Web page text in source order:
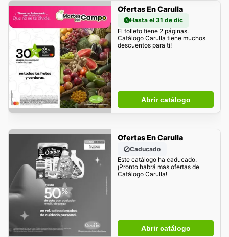
Ofertas En Carulla
Hasta el 31 de dic
El folleto tiene 2 páginas.
Catálogo Carulla tiene muchos
descuentos para ti!
Abrir catálogo
Ofertas En Carulla
Caducado
Este catálogo ha caducado.
¡Pronto habrá mas ofertas de
Catálogo Carulla!
Abrir catálogo